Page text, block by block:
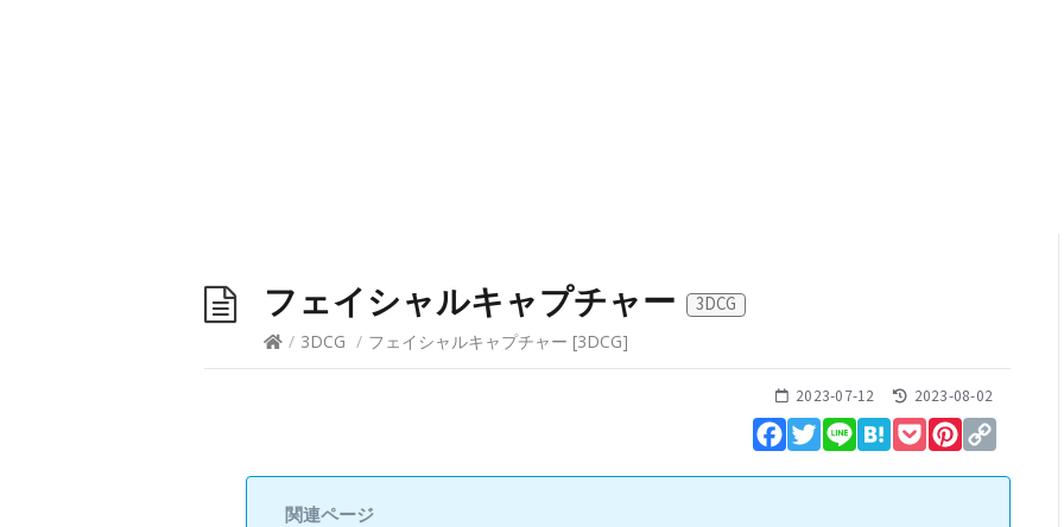
フェイシャルキャプチャー
3DCG
/ 3DCG / フェイシャルキャプチャー [3DCG]
2023-07-12 2023-08-02
Facebook
Twitter
Line HatenaPocketPinterest
関連ページ